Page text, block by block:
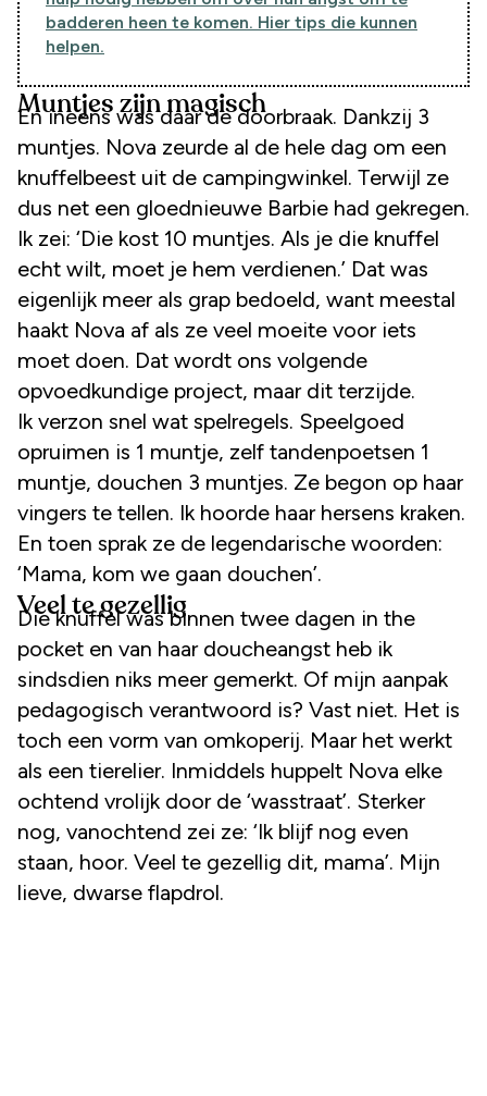
badderen heen te komen. Hier tips die kunnen
helpen.
Muntjes zijn magisch
En ineens was daar de doorbraak. Dankzij 3
muntjes. Nova zeurde al de hele dag om een
knuffelbeest uit de campingwinkel. Terwijl ze
dus net een gloednieuwe Barbie had gekregen.
Ik zei: ‘Die kost 10 muntjes. Als je die knuffel
echt wilt, moet je hem verdienen.’ Dat was
eigenlijk meer als grap bedoeld, want meestal
haakt Nova af als ze veel moeite voor iets
moet doen. Dat wordt ons volgende
opvoedkundige project, maar dit terzijde.
Ik verzon snel wat spelregels. Speelgoed
opruimen is 1 muntje, zelf tandenpoetsen 1
muntje, douchen 3 muntjes. Ze begon op haar
vingers te tellen. Ik hoorde haar hersens kraken.
En toen sprak ze de legendarische woorden:
‘Mama, kom we gaan douchen’.
Veel te gezellig
Die knuffel was binnen twee dagen in the
pocket en van haar doucheangst heb ik
sindsdien niks meer gemerkt. Of mijn aanpak
pedagogisch verantwoord is? Vast niet. Het is
toch een vorm van omkoperij. Maar het werkt
als een tierelier. Inmiddels huppelt Nova elke
ochtend vrolijk door de ‘wasstraat’. Sterker
nog, vanochtend zei ze: ‘Ik blijf nog even
staan, hoor. Veel te gezellig dit, mama’. Mijn
lieve, dwarse flapdrol.